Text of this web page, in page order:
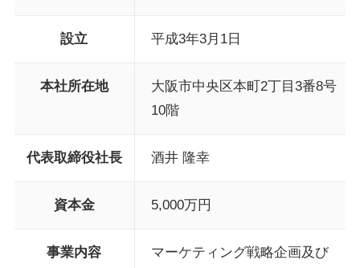
設立 平成3年3月1日
本社所在地
大阪市中央区本町2丁目3番8号
10階
代表取締役社長 酒井 隆幸
資本金 5,000万円
事業内容
マーケティング戦略企画及び